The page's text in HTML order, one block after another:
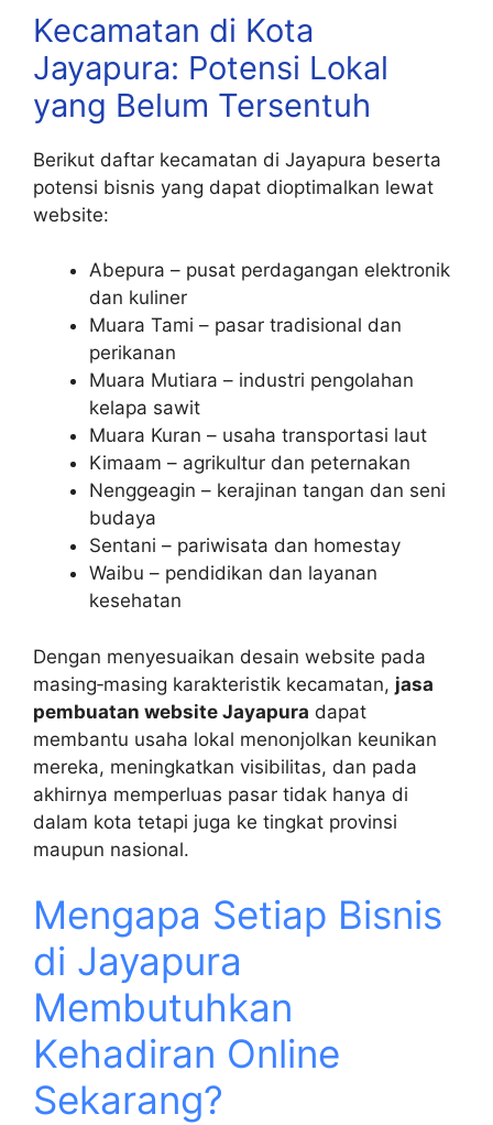
Kecamatan di Kota
Jayapura: Potensi Lokal
yang Belum Tersentuh
Berikut daftar kecamatan di Jayapura beserta
potensi bisnis yang dapat dioptimalkan lewat
website:
Abepura – pusat perdagangan elektronik
dan kuliner
Muara Tami – pasar tradisional dan
perikanan
Muara Mutiara – industri pengolahan
kelapa sawit
Muara Kuran – usaha transportasi laut
Kimaam – agrikultur dan peternakan
Nenggeagin – kerajinan tangan dan seni
budaya
Sentani – pariwisata dan homestay
Waibu – pendidikan dan layanan
kesehatan
Dengan menyesuaikan desain website pada
masing‑masing karakteristik kecamatan, jasa
pembuatan website Jayapura dapat
membantu usaha lokal menonjolkan keunikan
mereka, meningkatkan visibilitas, dan pada
akhirnya memperluas pasar tidak hanya di
dalam kota tetapi juga ke tingkat provinsi
maupun nasional.
Mengapa Setiap Bisnis
di Jayapura
Membutuhkan
Kehadiran Online
Sekarang?